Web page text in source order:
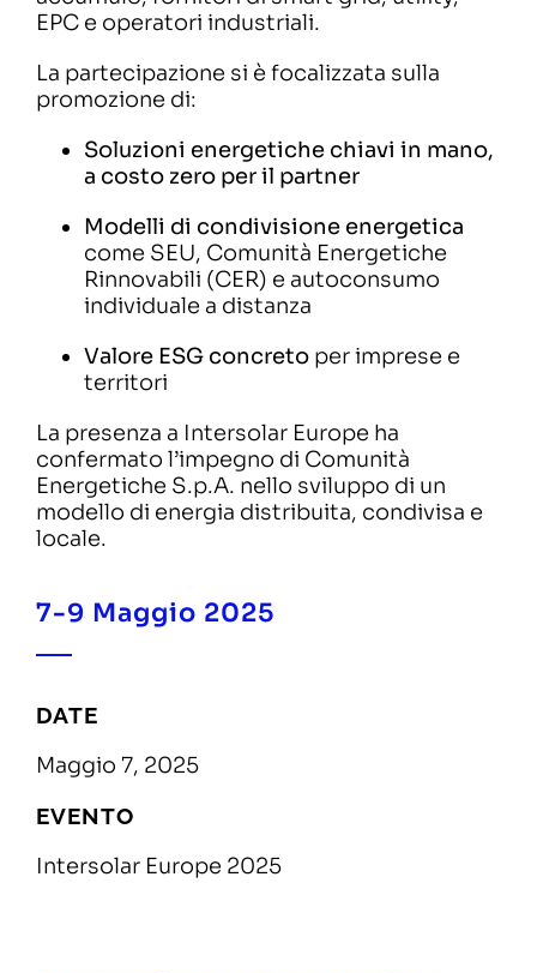
EPC e operatori industriali.
La partecipazione si è focalizzata sulla
promozione di:
Soluzioni energetiche chiavi in mano,
a costo zero per il partner
Modelli di condivisione energetica
come SEU, Comunità Energetiche
Rinnovabili (CER) e autoconsumo
individuale a distanza
Valore ESG concretoper imprese e
territori
La presenza a Intersolar Europe ha
confermato l’impegno di Comunità
Energetiche S.p.A. nello sviluppo di un
modello di energia distribuita, condivisa e
locale.
7-9 Maggio 2025
DATE
Maggio 7, 2025
EVENTO
Intersolar Europe 2025